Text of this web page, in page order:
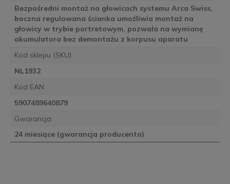
Bezpośredni montaż na głowicach systemu Arca Swiss,
boczna regulowana ścianka umożliwia montaż na
głowicy w trybie portretowym, pozwala na wymianę
akumulatora bez demontażu z korpusu aparatu
Kod sklepu (SKU)
NL1932
Kod EAN
5907489640879
Gwarancja
24 miesiące (gwarancja producenta)